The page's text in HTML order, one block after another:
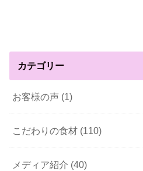
カテゴリー
お客様の声 (1)
こだわりの食材 (110)
メディア紹介 (40)